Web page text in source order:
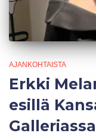
AJANKOHTAISTA
Erkki
esillä
Galleriassa